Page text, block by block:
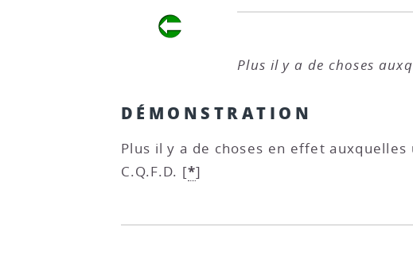
Plus il y a de choses
DÉMONSTRATION
Plus il y a de choses en effet
C.Q.F.D. [*]